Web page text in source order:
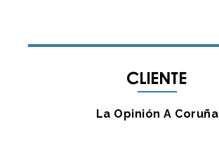
Cliente
La Opinión A Coruña